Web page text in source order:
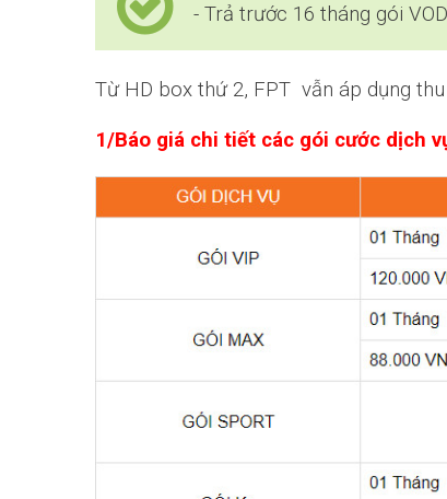
- Trả trước 16 tháng gói
Từ HD box thứ 2, FPT vẫn áp dụng
1/Báo giá chi tiết các gói cước dịch